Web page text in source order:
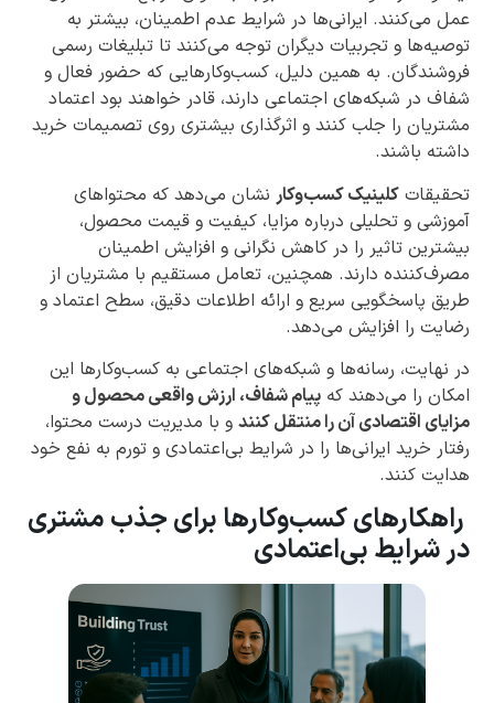
عمل می‌کنند. ایرانی‌ها در شرایط عدم اطمینان، بیشتر به
توصیه‌ها و تجربیات دیگران توجه می‌کنند تا تبلیغات رسمی
فروشندگان. به همین دلیل، کسب‌وکارهایی که حضور فعال و
شفاف در شبکه‌های اجتماعی دارند، قادر خواهند بود اعتماد
مشتریان را جلب کنند و اثرگذاری بیشتری روی تصمیمات خرید
داشته باشند.
تحقیقات کلینیک کسب‌وکار نشان می‌دهد که محتواهای
آموزشی و تحلیلی درباره مزایا، کیفیت و قیمت محصول،
بیشترین تاثیر را در کاهش نگرانی و افزایش اطمینان
مصرف‌کننده دارند. همچنین، تعامل مستقیم با مشتریان از
طریق پاسخگویی سریع و ارائه اطلاعات دقیق، سطح اعتماد و
رضایت را افزایش می‌دهد.
در نهایت، رسانه‌ها و شبکه‌های اجتماعی به کسب‌وکارها این
امکان را می‌دهند که پیام شفاف، ارزش واقعی محصول و
مزایای اقتصادی آن را منتقل کنند و با مدیریت درست محتوا،
رفتار خرید ایرانی‌ها را در شرایط بی‌اعتمادی و تورم به نفع خود
هدایت کنند.
راهکارهای کسب‌وکارها برای جذب مشتری
در شرایط بی‌اعتمادی